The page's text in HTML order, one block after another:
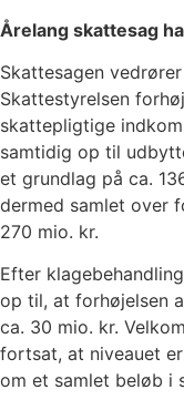
Årelang skattesag
Skattesagen
Skattestyrelsen
skattepligtige
samtidig op til
et grundlag på ca.
dermed samlet over
270 mio. kr.
Efter
op til, at forhøjelsen
ca. 30 mio. kr.
fortsat, at niveauet
om et samlet beløb i